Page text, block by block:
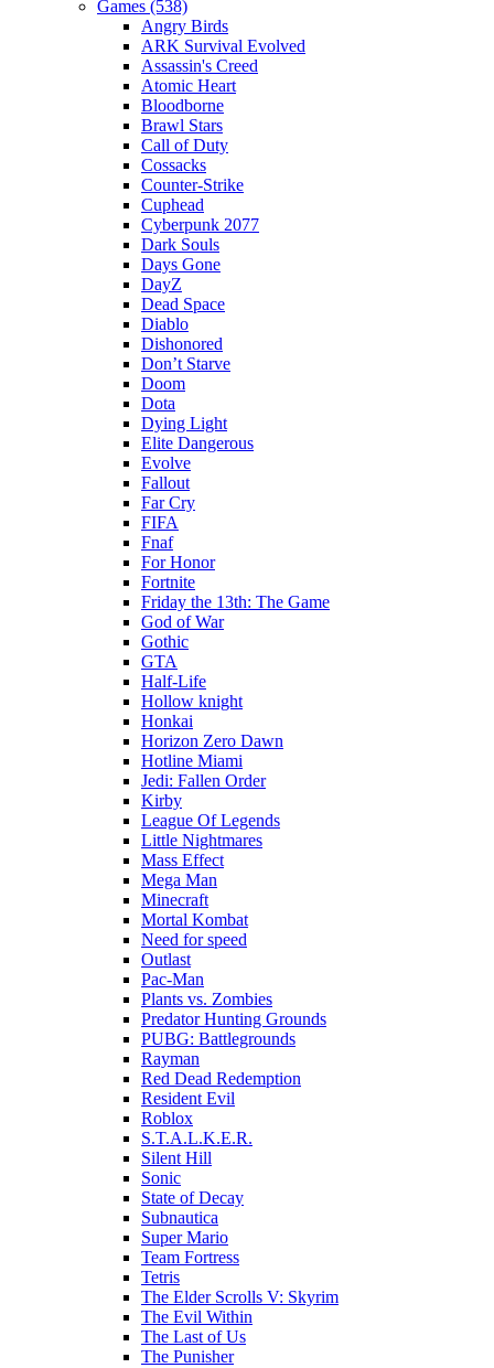
Games (538)
Angry Birds
ARK Survival Evolved
Assassin's Creed
Atomic Heart
Bloodborne
Brawl Stars
Call of Duty
Cossacks
Counter-Strike
Cuphead
Cyberpunk 2077
Dark Souls
Days Gone
DayZ
Dead Space
Diablo
Dishonored
Don’t Starve
Doom
Dota
Dying Light
Elite Dangerous
Evolve
Fallout
Far Cry
FIFA
Fnaf
For Honor
Fortnite
Friday the 13th: The Game
God of War
Gothic
GTA
Half-Life
Hollow knight
Honkai
Horizon Zero Dawn
Hotline Miami
Jedi: Fallen Order
Kirby
League Of Legends
Little Nightmares
Mass Effect
Mega Man
Minecraft
Mortal Kombat
Need for speed
Outlast
Pac-Man
Plants vs. Zombies
Predator Hunting Grounds
PUBG: Battlegrounds
Rayman
Red Dead Redemption
Resident Evil
Roblox
S.T.A.L.K.E.R.
Silent Hill
Sonic
State of Decay
Subnautica
Super Mario
Team Fortress
Tetris
The Elder Scrolls V: Skyrim
The Evil Within
The Last of Us
The Punisher